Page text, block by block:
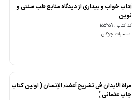
آداب خواب و بیداری از دیدگاه منابع طب سنتی و
نوین
کد کتاب : 155259
انتشارات چوگان
مراة الابدان فی تشریح أعضاء الإنسان ( اولین کتاب
چاپ عثمانی )